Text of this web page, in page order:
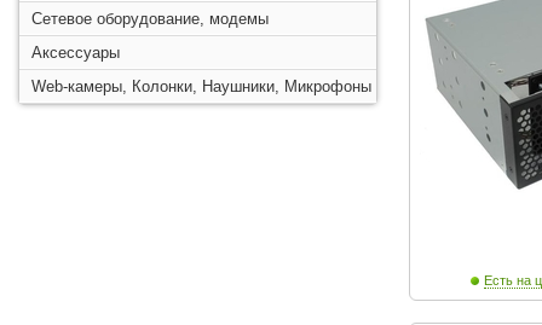
Сетевое оборудование, модемы
Аксессуары
Web-камеры, Колонки, Наушники, Микрофоны
Есть на